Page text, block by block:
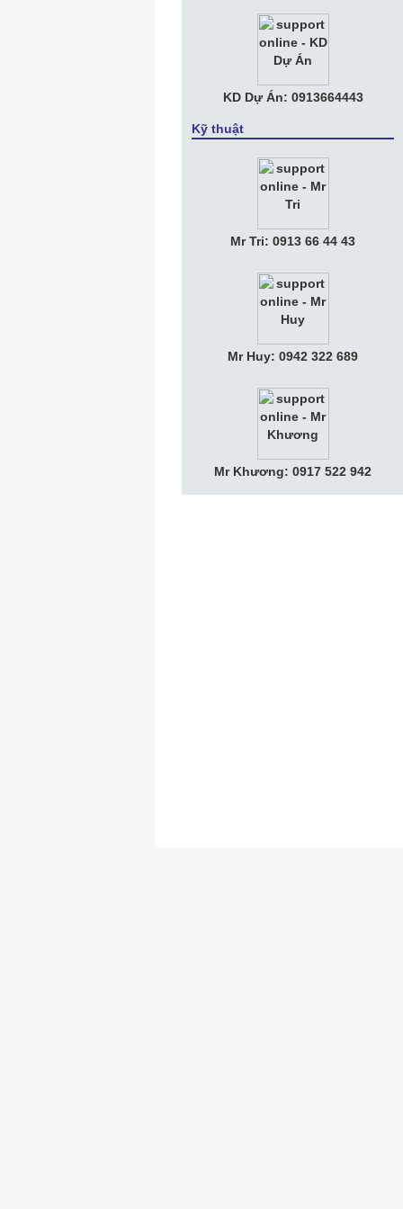
KD Dự Án: 0913664443
Kỹ thuật
Mr Tri: 0913 66 44 43
Mr Huy: 0942 322 689
Mr Khương: 0917 522 942